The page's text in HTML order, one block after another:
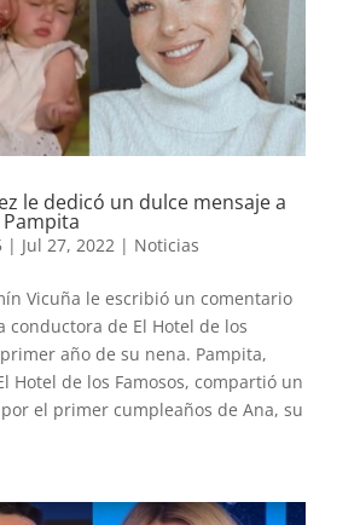
le dedicó un dulce mensaje a
| Jul 27, 2022| Noticias
Vicuña le escribió un comentario
conductora de El Hotel de los
año de su nena. Pampita,
Hotel de los Famosos, compartió un
el primer cumpleaños de Ana, su